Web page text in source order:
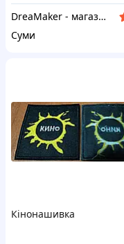
DreaMaker - магазин військових та інших товарів
Суми
Кінонашивка